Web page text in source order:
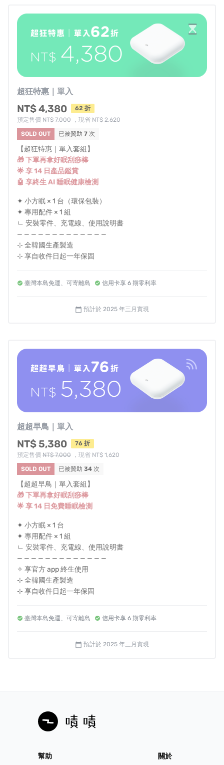
睡眠與呼吸之間也有著密切關連！
穩定而充分的呼吸，有助於身體
在夜間進行修復，並維持
更完整的睡眠結構；反之，若呼吸不穩定或受到阻礙，便
可能導致入睡困難、淺眠或頻繁醒來。
因此 ，練習正確且深層的呼吸方式，對於提升睡眠品質相
當重要，也能幫助我們在夜晚充足休息、白天擁有充沛能
量。小方眠 APP 結合「 深呼吸練習
創意示範，讓使用者在放鬆身心的同時，也能享受輕鬆有
趣的互動過程。
從床上開始的健康挑戰
☁️ 肺活量測試
看能飛多遠來測出 你的肺活量與呼吸年齡
幫助鍛鍊呼吸肌肉與耐力，
讓你即使躺在床上也能進行輕鬆有效的呼吸訓練。
讓呼吸不再只是下意識的動作，而成為睡眠管理的重要一
環！
與韓國 4 個大型醫院合作
打造最適合的睡眠方案 📊
睡眠數據、超過 10,500 小時的測量基礎，再加上感測時每
分鐘 300 次運算，讓小方眠可以精準分析你的睡眠模式，
無縫監測你的每一夜好眠 💤
為了讓你更輕鬆掌握睡眠狀態，wellune 小方眠還搭配了
呈現，一早醒來就能在手機上查看，進一步比對週、月趨
下載 wellune APP 註冊帳號後，所有記錄都能儲存在你的
超狂特惠｜單入
NT$ 4,380
62 折
預定售價 NT$ 7,000 ，現省 NT$ 2,620
SOLD OUT
已被贊助 7 次
【超狂特惠｜單入套組】
🎁 下單再拿好眠刮痧棒
🌟 享 14 日產品鑑賞
🤖 享終生 AI 睡眠健康檢測
✦ 小方眠 × 1 台（環保包裝）
✦ 專用配件 × 1 組
ㄴ 安裝零件、充電線、使用說明書
— — — — — — — — — — — — —
⊹ 全韓國生產製造
⊹ 享自收件日起一年保固
臺灣本島免運、可寄離島 信用卡享 6 期零利率
calendar_today 預計於 2025 年三月實現
超超早鳥｜單入
NT$ 5,380
76 折
預定售價 NT$ 7,000 ，現省 NT$ 1,620
SOLD OUT
已被贊助 34 次
【超超早鳥｜單入套組】
🎁 下單再拿好眠刮痧棒
🌟 享 14 日免費睡眠檢測
✦ 小方眠 × 1 台
✦ 專用配件 × 1 組
ㄴ 安裝零件、充電線、使用說明書
— — — — — — — — — — — — —
✧ 享官方 app 終生使用
⊹ 全韓國生產製造
⊹ 享自收件日起一年保固
臺灣本島免運、可寄離島 信用卡享 6 期零利率
calendar_today 預計於 2025 年三月實現
幫助 關於